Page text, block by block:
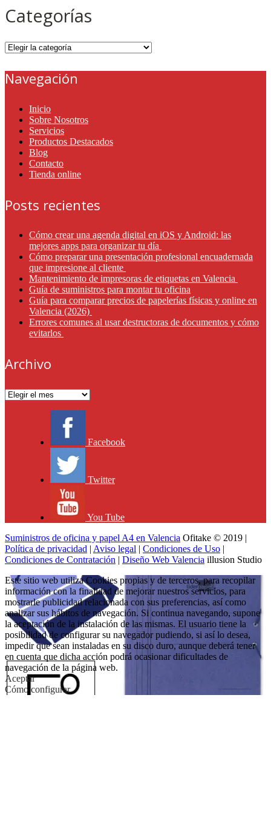
Categorías
Categorías
Navegación
Inicio
Sobre Nosotros
Servicios
Productos Destacados
Blog
Contacto
Tienda online
Posts recientes
Cómo crear una agenda digital en iOS y Android: las
mejores apps para organizar tu día
Cómo preparar una presentación profesional encuadernada
que impresione al cliente
Mantenimiento de impresoras de etiquetas en Valencia
Guía de suministros para montar tu oficina
Guía para comparar precios de papelerías físicas y online en
Valencia (2026)
Errores comunes al usar destructoras de documentos y cómo
evitarlos
Archivo
Archivo
Facebook
Twitter
You Tube
Suministros de oficina y papel A4 en Valencia Ofitake © 2019 |
Política de privacidad | Aviso legal | Condiciones de Uso |
Condiciones de Contratación | Diseño Web Valencia illusion Studio
Este sitio web utiliza Cookies propias y de terceros, para recopilar
información con la finalidad de mejorar nuestros servicios, para
mostrarle publicidad relacionada con sus preferencias, así como
analizar sus hábitos de navegación. Si continua navegando, supone
la aceptación de la instalación de las mismas. El usuario tiene la
posibilidad de configurar su navegador pudiendo, si así lo desea,
impedir que sean instaladas en su disco duro, aunque deberá tener
en cuenta que dicha acción podrá ocasionar dificultades de
navegación de la página web.
Aceptar
Cómo configurar